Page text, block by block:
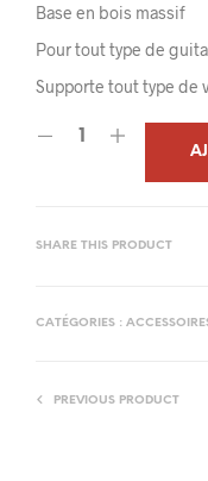
Base en bois massif
Pour tout type de
Supporte tout type de
SHARE THIS PRODUCT
CATÉGORIES :
PREVIOUS PRODUCT